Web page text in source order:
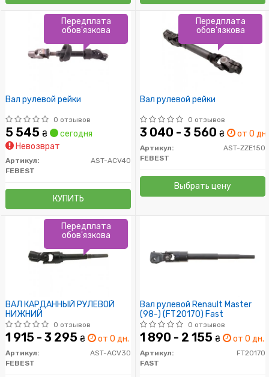
Вал рулевой рейки
0 отзывов
5 545 ₴
сегодня
Невозврат
Артикул:
AST-ACV40
FEBEST
КУПИТЬ
Передплата
обов'язкова
Вал рулевой рейки
0 отзывов
3 040 - 3 560 ₴ от 0 дн.
Артикул:
AST-ZZE150
FEBEST
Выбрать цену
Передплата
обов'язкова
ВАЛ КАРДАННЫЙ РУЛЕВОЙ
НИЖНИЙ
0 отзывов
1 915 - 3 295 ₴ от 0 дн.
Артикул:
AST-ACV30
FEBEST
Передплата
обов'язкова
Вал рулевой Renault Master
(98-) (FT20170) Fast
0 отзывов
1 890 - 2 155 ₴ от 0 дн.
Артикул:
FT20170
FAST